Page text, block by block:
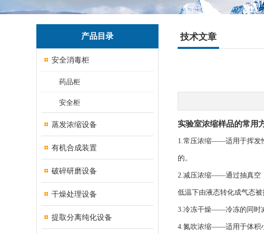
产品目录
安全消毒柜
药品柜
安全柜
蒸发浓缩设备
有机合成装置
破碎研磨设备
干燥处理设备
提取分离纯化设备
技术文章
实验室浓缩样品的常用
1.常压浓缩——适用于挥发
的。
2.减压浓缩——通过抽真空
低温下由液态转化成气态被
3.冷冻干燥——冷冻的同时
4.氮吹浓缩——适用于体积